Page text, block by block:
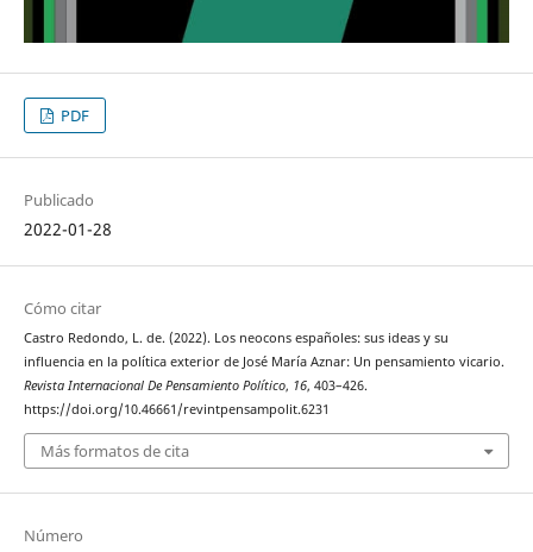
PDF
Publicado
2022-01-28
Cómo citar
Castro Redondo, L. de. (2022). Los neocons españoles: sus ideas y su
influencia en la política exterior de José María Aznar: Un pensamiento vicario.
Revista Internacional De Pensamiento Político, 16, 403–426.
https://doi.org/10.46661/revintpensampolit.6231
Más formatos de cita
Número